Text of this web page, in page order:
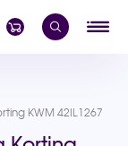
KWM 42IL1267